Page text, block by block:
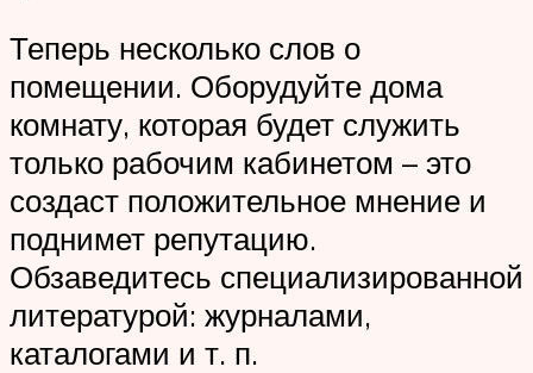
Теперь несколько слов о
помещении. Оборудуйте дома
комнату, которая будет служить
только рабочим кабинетом – это
создаст положительное мнение и
поднимет репутацию.
Обзаведитесь специализированной
литературой: журналами,
каталогами и т. п.